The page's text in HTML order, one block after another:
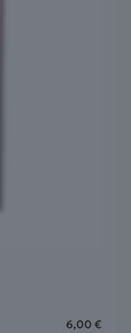
6,00 €